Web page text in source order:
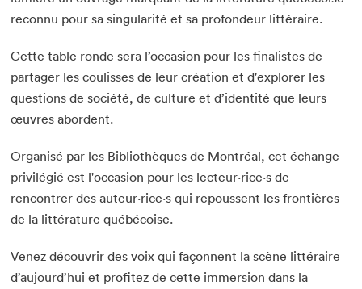
reconnu pour sa singularité et sa profondeur littéraire.
Cette table ronde sera l’occasion pour les finalistes de
partager les coulisses de leur création et d'explorer les
questions de société, de culture et d’identité que leurs
œuvres abordent.
Organisé par les Bibliothèques de Montréal, cet échange
privilégié est l'occasion pour les lecteur·rice·s de
rencontrer des auteur·rice·s qui repoussent les frontières
de la littérature québécoise.
Venez découvrir des voix qui façonnent la scène littéraire
d’aujourd’hui et profitez de cette immersion dans la